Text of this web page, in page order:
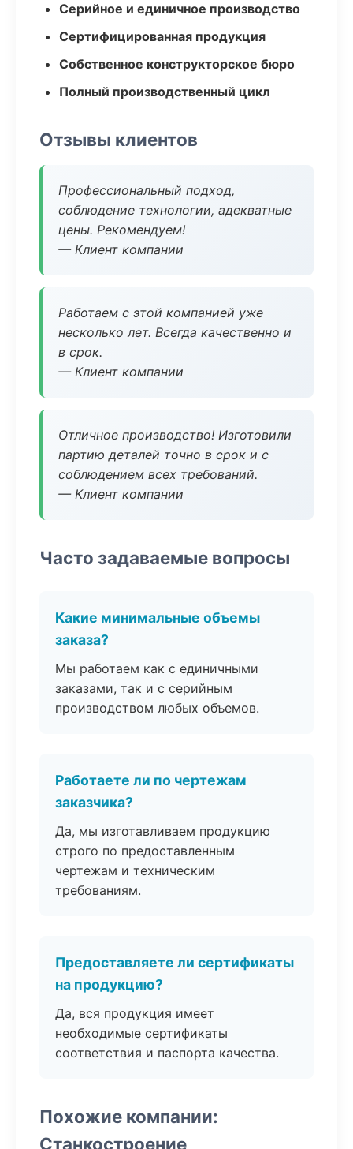
Серийное и единичное производство
Сертифицированная продукция
Собственное конструкторское бюро
Полный производственный цикл
Отзывы клиентов
Профессиональный подход,
соблюдение технологии, адекватные
цены. Рекомендуем!
— Клиент компании
Работаем с этой компанией уже
несколько лет. Всегда качественно и
в срок.
— Клиент компании
Отличное производство! Изготовили
партию деталей точно в срок и с
соблюдением всех требований.
— Клиент компании
Часто задаваемые вопросы
Какие минимальные объемы
заказа?
Мы работаем как с единичными
заказами, так и с серийным
производством любых объемов.
Работаете ли по чертежам
заказчика?
Да, мы изготавливаем продукцию
строго по предоставленным
чертежам и техническим
требованиям.
Предоставляете ли сертификаты
на продукцию?
Да, вся продукция имеет
необходимые сертификаты
соответствия и паспорта качества.
Похожие компании:
Станкостроение